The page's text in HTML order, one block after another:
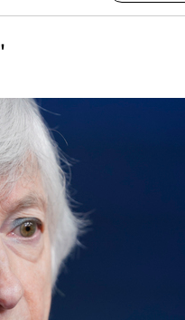
"
려 죄송"
미화·한
… 정청
뛸 것"